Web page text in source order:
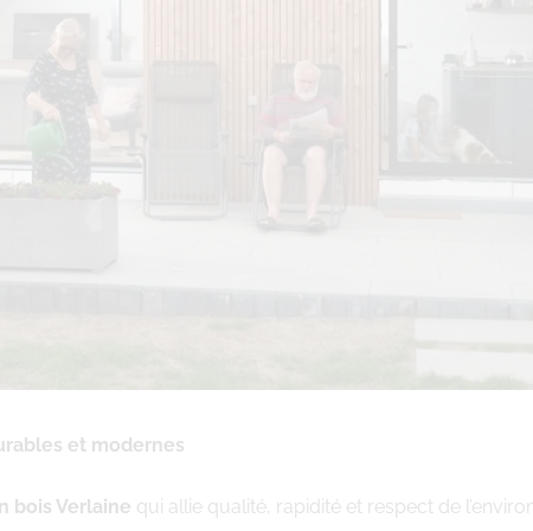
et modernes
bois Verlaine qui allie qualité, rapidité et respect de